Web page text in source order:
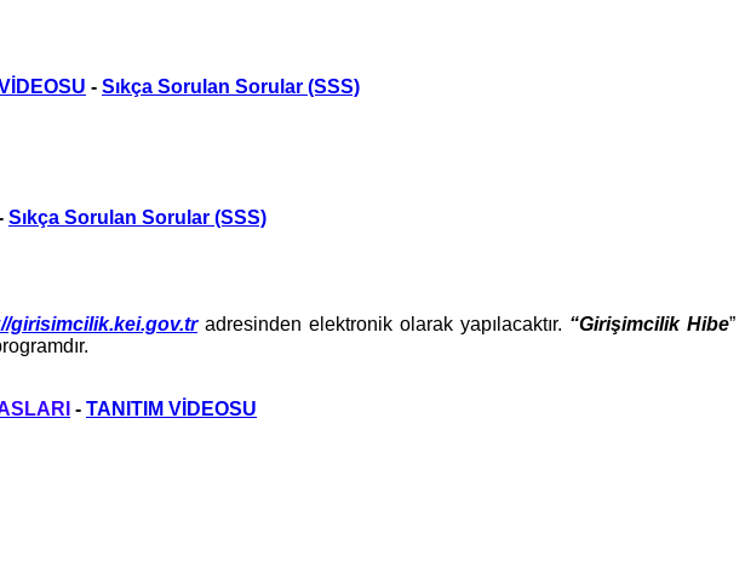
- Sıkça Sorulan Sorular (SSS)
Sıkça Sorulan Sorular (SSS)
girisimcilik.kei.gov.tr adresinden elektronik olarak yapılacaktır. “Girişimcilik Hibe”
- TANITIM VİDEOSU